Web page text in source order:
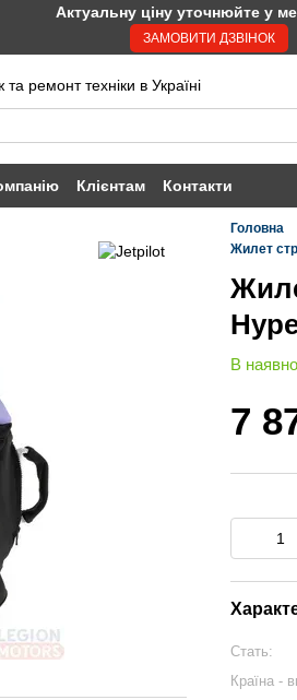
Актуальну ціну уточнюйте у
ЗАМОВИТИ ДЗВІНОК
ремонт техніки в Україні
Клієнтам Контакти
Головна
Жилет
В
7
Стать:
Країна -